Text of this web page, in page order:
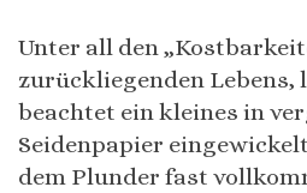
Unter all den
zurückliegenden Lebens,
beachtet ein kleines in
Seidenpapier
dem Plunder fast